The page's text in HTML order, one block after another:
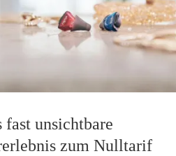
fast unsichtbare
zum Nulltarif